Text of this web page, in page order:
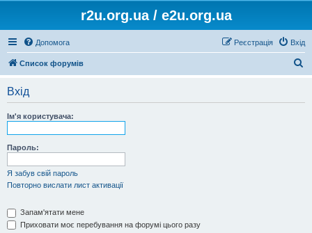
r2u.org.ua / e2u.org.ua
Допомога Вхід
Реєстрація
Список форумів
Вхід
Ім'я користувача:
Пароль:
Я забув свій пароль
Повторно вислати лист активації
Запам'ятати мене
Приховати моє перебування на форумі цього разу